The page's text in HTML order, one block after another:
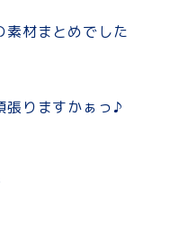
素材まとめでした
張りますかぁっ♪